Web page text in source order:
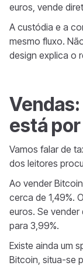
euros, vende
A custódia e a
mesmo fluxo.
design explica o
está
Vamos falar de
dos leitores
Ao vender
cerca de 1,49%.
euros. Se
para 3,99%.
Existe ainda um
Bitcoin, situa-se